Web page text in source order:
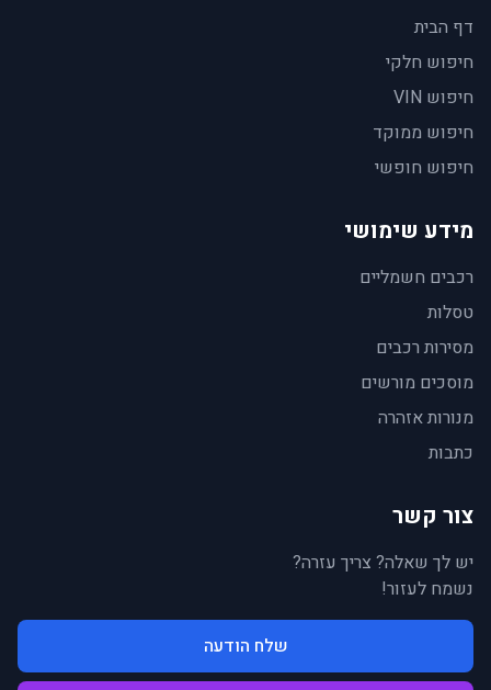
דף הבית
חיפוש חלקי
חיפוש VIN
חיפוש ממוקד
חיפוש חופשי
מידע שימושי
רכבים חשמליים
טסלות
מסירות רכבים
מוסכים מורשים
מנורות אזהרה
כתבות
צור קשר
יש לך שאלה? צריך עזרה?
נשמח לעזור!
שלח הודעה